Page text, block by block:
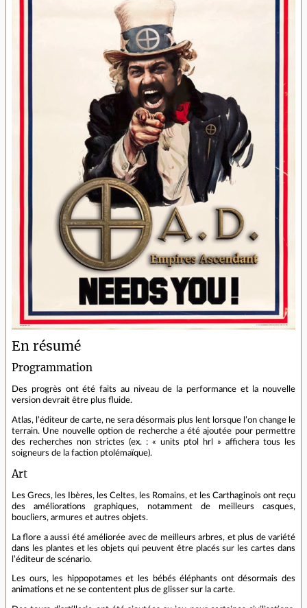
En résumé
Programmation
Des progrès ont été faits au niveau de la performance et la nouvelle
version devrait être plus fluide.
Atlas, l’éditeur de carte, ne sera désormais plus lent lorsque l’on change le
terrain. Une nouvelle option de recherche a été ajoutée pour permettre
des recherches non strictes (ex. : « units ptol hrl » affichera tous les
soigneurs de la faction ptolémaïque).
Art
Les Grecs, les Ibères, les Celtes, les Romains, et les Carthaginois ont reçu
des améliorations graphiques, notamment de meilleurs casques,
boucliers, armures et autres objets.
La flore a aussi été améliorée avec de meilleurs arbres, et plus de variété
dans les plantes et les objets qui peuvent être placés sur les cartes dans
l’éditeur de scénario.
Les ours, les hippopotames et les bébés éléphants ont désormais des
animations et ne se contentent plus de glisser sur la carte.